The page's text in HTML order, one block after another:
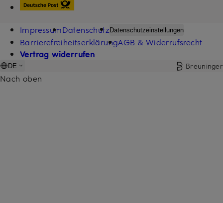
ImpressumDatenschutz Datenschutzeinstellungen
BarrierefreiheitserklärungAGB & Widerrufsrecht
Vertrag widerrufen
DE Breuninger
Nach oben